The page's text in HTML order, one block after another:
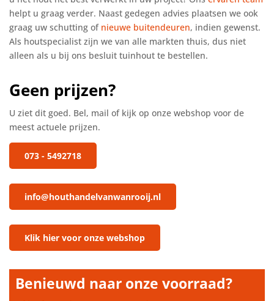
helpt u graag verder. Naast gedegen advies plaatsen we ook
graag uw schutting of nieuwe buitendeuren, indien gewenst.
Als houtspecialist zijn we van alle markten thuis, dus niet
alleen als u bij ons besluit tuinhout te bestellen.
Geen prijzen?
U ziet dit goed. Bel, mail of kijk op onze webshop voor de
meest actuele prijzen.
073 - 5492718
info@houthandelvanwanrooij.nl
Klik hier voor onze webshop
Benieuwd naar onze voorraad?